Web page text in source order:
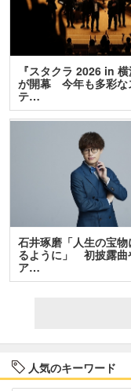
『スタクラ 2026 in 横
が開幕 今年も多彩な
テ…
石井琢磨「人生の宝物
るように」 初披露曲
ア…
人気のキーワード